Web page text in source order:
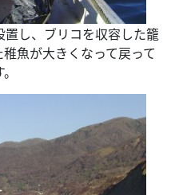
し、ブリコを収容した籠
魚が大きくなって戻って